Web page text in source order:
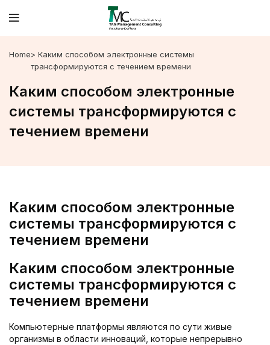
Home> Каким способом электронные системы
трансформируются с течением времени
Каким способом электронные
системы трансформируются с
течением времени
Каким способом электронные
системы трансформируются с
течением времени
Каким способом электронные
системы трансформируются с
течением времени
Компьютерные платформы являются по сути живые
организмы в области инноваций, которые непрерывно